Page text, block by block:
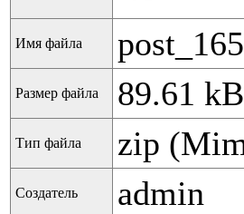
Имя файла
Размер файла 89.61 kB
Тип файла zip
Создатель admin